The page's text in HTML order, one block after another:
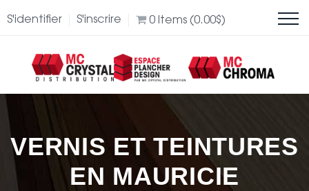
S'identifier S'inscrire 0 Items (0.00$)
VERNIS ET TEINTURES
EN MAURICIE